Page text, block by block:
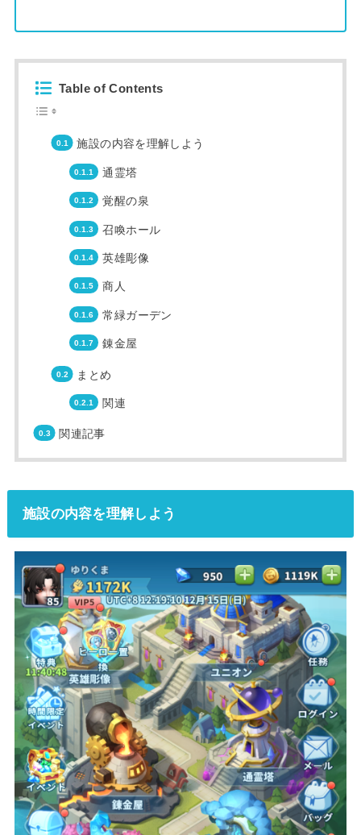
Table of Contents
施設の内容を理解しよう
通霊塔
覚醒の泉
召喚ホール
英雄彫像
商人
常緑ガーデン
錬金屋
まとめ
関連
関連記事
施設の内容を理解しよう